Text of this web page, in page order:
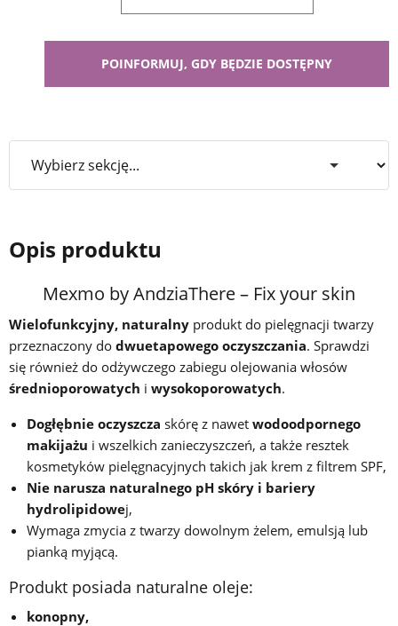
Opis produktu
Mexmo by AndziaThere – Fix your skin
Wielofunkcyjny, naturalny produkt do pielęgnacji twarzy
przeznaczony do dwuetapowego oczyszczania. Sprawdzi
się również do odżywczego zabiegu olejowania włosów
średnioporowatych i wysokoporowatych.
Dogłębnie oczyszcza skórę z nawet wodoodpornego
makijażu i wszelkich zanieczyszczeń, a także resztek
kosmetyków pielęgnacyjnych takich jak krem z filtrem SPF,
Nie narusza naturalnego pH skóry i bariery
hydrolipidowej,
Wymaga zmycia z twarzy dowolnym żelem, emulsją lub
pianką myjącą.
Produkt posiada naturalne oleje:
konopny,